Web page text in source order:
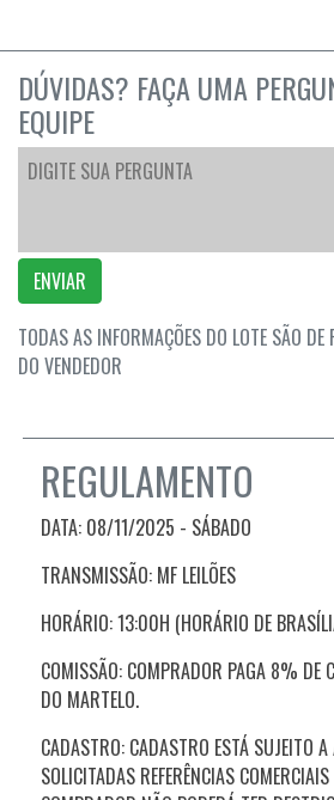
DÚVIDAS? FAÇA UMA
EQUIPE
ENVIAR
TODAS AS INFORMAÇÕES DO LOTE SÃO DE
DO VENDEDOR
REGULAMENTO
DATA: 08/11/2025 - SÁBADO
TRANSMISSÃO: MF LEILÕES
HORÁRIO: 13:00H (HORÁRIO DE
COMISSÃO: COMPRADOR PAGA 8% DE
DO MARTELO.
CADASTRO: CADASTRO ESTÁ SUJEITO
SOLICITADAS REFERÊNCIAS